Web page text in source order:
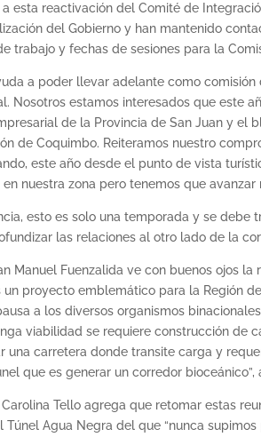
esta reactivación del Comité de
del Gobierno y han mantenido
trabajo y fechas de sesiones para la
a poder llevar adelante como
Nosotros estamos interesados que este
de la Provincia de San Juan y el
de Coquimbo. Reiteramos nuestro
este año desde el punto de vista
nuestra zona pero tenemos que avanzar
esto es solo una temporada y se
las relaciones al otro lado de la
Manuel Fuenzalida ve con buenos ojos
un proyecto emblemático para la Región
a los diversos organismos
viabilidad se requiere construcción de
una carretera donde transite carga y
que es generar un corredor bioceánico”,
Tello agrega que retomar estas
Agua Negra del que “nunca